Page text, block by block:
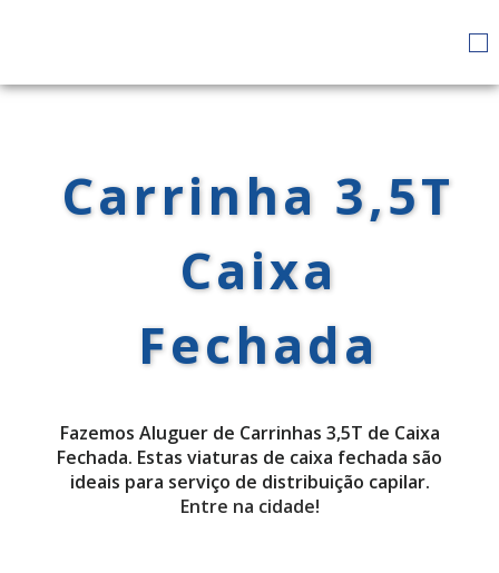
Carrinha 3,5T
Caixa
Fechada
Fazemos Aluguer de Carrinhas 3,5T de Caixa
Fechada. Estas viaturas de caixa fechada são
ideais para serviço de distribuição capilar.
Entre na cidade!